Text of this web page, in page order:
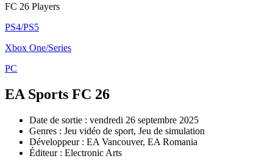
FC 26 Players
PS4/PS5
Xbox One/Series
PC
EA Sports FC 26
Date de sortie : vendredi 26 septembre 2025
Genres : Jeu vidéo de sport, Jeu de simulation
Développeur : EA Vancouver, EA Romania
Éditeur : Electronic Arts